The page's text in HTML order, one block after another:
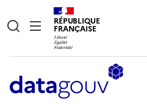
RÉPUBLIQUE
FRANÇAISE